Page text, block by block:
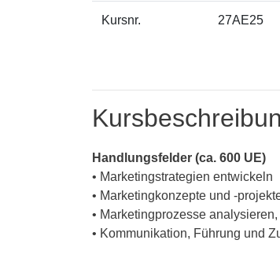
Kursnr. 27AE25
Handlungsfelder (ca. 600 UE)
• Marketingstrategien entwickeln
• Marketingkonzepte und -
• Marketingprozesse
• Kommunikation, Führung und